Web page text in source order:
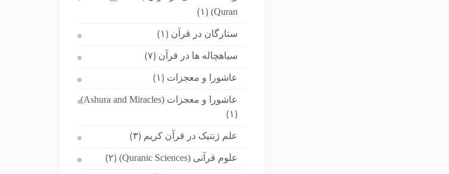
Quran)
(۱)
ستارگان در قرآن (۱)
سیاهچاله ها در قرآن (۷)
عاشورا و معجزات (۱)
عاشورا و معجزات (Ashura and Miracles)
(۱)
علم ژنتیک در قرآن کریم (۳)
علوم قرآنی (Quranic Sciences) (۲)